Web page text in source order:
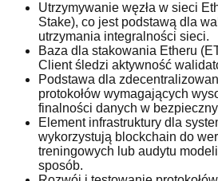
Utrzymywanie węzła w sieci
Stake), co jest podstawą dla
utrzymania integralności sieci.
Baza dla stakowania Etheru
Client śledzi aktywność
Podstawa dla
protokołów wymagających
finalności danych w
Element infrastruktury dla
wykorzystują blockchain do
treningowych lub audytu
sposób.